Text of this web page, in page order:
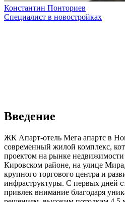
Константин Понториев
Специалист в новостройках
Введение
ЖК Апарт-отель Мега апартс в
современный жилой комплекс,
проектом на рынке
Кировском районе, на улице
крупного торгового центра и
инфраструктуры. С первых дней
привлек внимание благодаря